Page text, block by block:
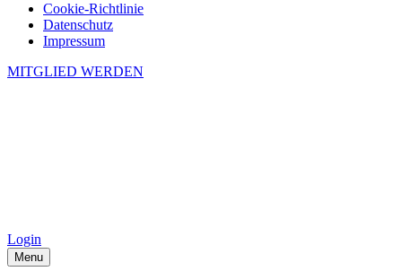
Cookie-Richtlinie
Datenschutz
Impressum
MITGLIED WERDEN
Login
Menu